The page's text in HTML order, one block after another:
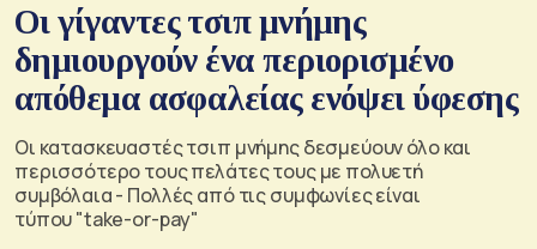
Οι γίγαντες τσιπ μνήμης
δημιουργούν ένα περιορισμένο
απόθεμα ασφαλείας ενόψει ύφεσης
Οι κατασκευαστές τσιπ μνήμης δεσμεύουν όλο και
περισσότερο τους πελάτες τους με πολυετή
συμβόλαια - Πολλές από τις συμφωνίες είναι
τύπου "take-or-pay"